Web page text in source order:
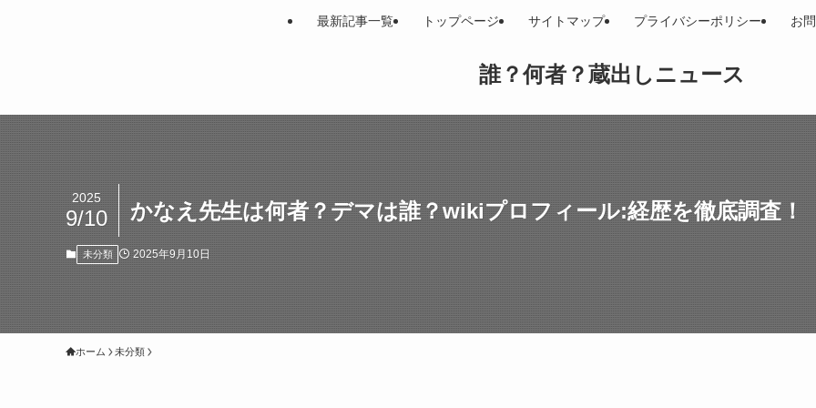
誰？何者？蔵出しニュース
最新記事一覧 トップページ サイトマップ プライバシーポリシー お
かなえ先生は何者？デマは誰？wikiプロフィール:経歴を徹底調査！
2025
9/10
未分類 2025年9月10日
ホーム 未分類